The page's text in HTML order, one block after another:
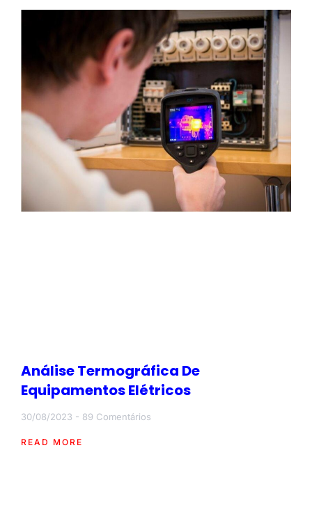
Análise Termográfica De
Equipamentos Elétricos
30/08/2023 89 Comentários
READ MORE